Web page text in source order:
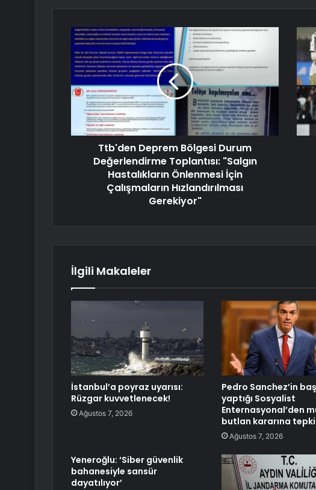
Ttb'den Deprem Bölgesi Durum
Değerlendirme Toplantısı: "Salgın
Hastalıkların Önlenmesi İçin
Çalışmaların Hızlandırılması
Gerekiyor"
İlgili Makaleler
İstanbul’a poyraz uyarısı:
Rüzgar kuvvetlenecek!
Ağustos 7, 2026
Pedro Sanchez’in
yaptığı Sosyalist
Enternasyonal’den
butlan kararına tepki
Ağustos 7, 2026
Yeneroğlu: ‘Siber güvenlik
bahanesiyle sansür
dayatılıyor’